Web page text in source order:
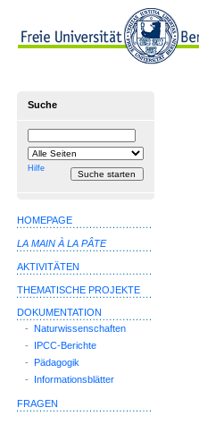
Suche
einschränken
Hilfe
HOMEPAGE
LA MAIN À LA PÂTE
AKTIVITÄTEN
THEMATISCHE PROJEKTE
DOKUMENTATION
-
Naturwissenschaften
-
IPCC-Berichte
-
Pädagogik
-
Informationsblätter
FRAGEN